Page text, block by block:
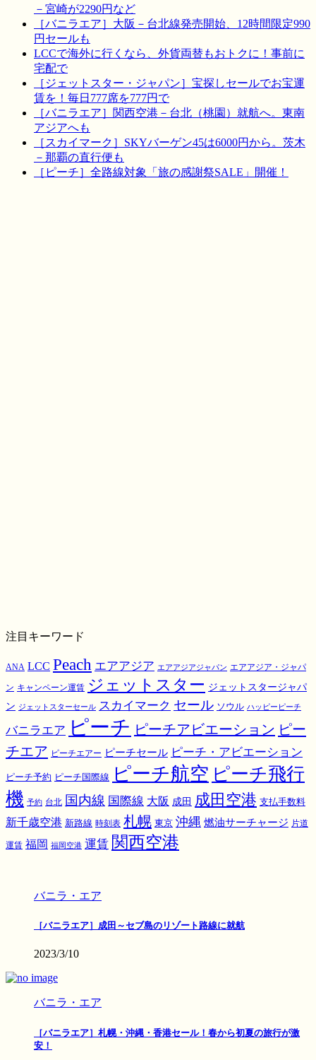
－宮崎が2290円など
［バニラエア］大阪－台北線発売開始、12時間限定990
円セールも
LCCで海外に行くなら、外貨両替もおトクに！事前に
宅配で
［ジェットスター・ジャパン］宝探しセールでお宝運
賃を！毎日777席を777円で
［バニラエア］関西空港－台北（桃園）就航へ。東南
アジアへも
［スカイマーク］SKYバーゲン45は6000円から。茨木
－那覇の直行便も
［ピーチ］全路線対象「旅の感謝祭SALE」開催！
注目キーワード
ANA LCC Peach エアアジア エアアジアジャパン エアアジア・ジャパ
ン キャンペーン運賃 ジェットスター ジェットスタージャパ
ン ジェットスターセール スカイマーク セール ソウル ハッピーピーチ
バニラエア ピーチ ピーチアビエーション ピー
チエア ピーチエアー ピーチセール ピーチ・アビエーション
ピーチ予約 ピーチ国際線 ピーチ航空 ピーチ飛行
機 予約 台北 国内線 国際線 大阪 成田 成田空港 支払手数料
新千歳空港 新路線 時刻表 札幌 東京 沖縄 燃油サーチャージ 片道
運賃 福岡 福岡空港 運賃 関西空港
バニラ・エア
［バニラエア］成田～セブ島のリゾート路線に就航
2023/3/10
バニラ・エア
［バニラエア］札幌・沖縄・香港セール！春から初夏の旅行が激
安！